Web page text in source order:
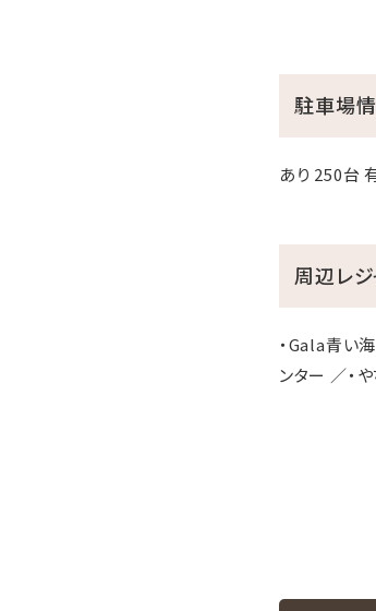
駐車場
あり 250台
周辺レジ
・Gala青い
ンター ／・